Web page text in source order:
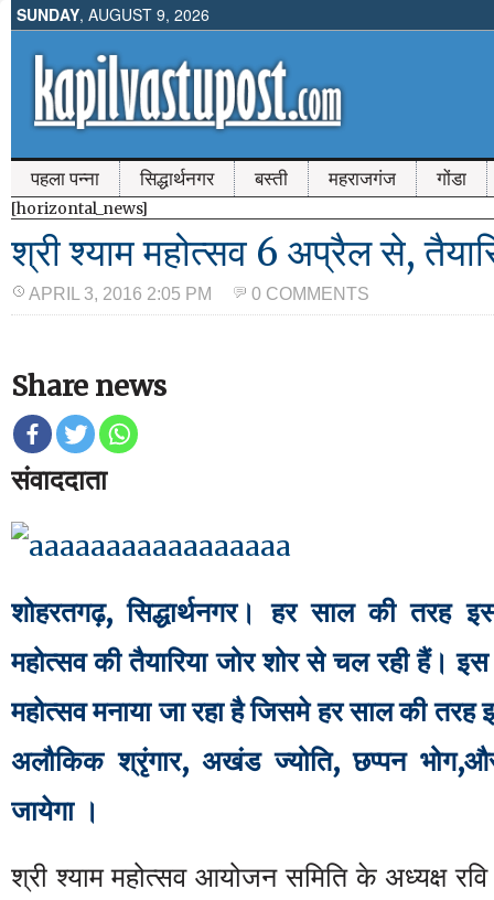
SUNDAY, AUGUST 9, 2026
पहला पन्ना सिद्धार्थनगर बस्ती महराजगंज गोंडा
[horizontal_news]
श्री श्याम महोत्सव 6 अप्रैल से,
APRIL 3, 2016 2:05 PM 0 COMMENTS
Share news
संवाददाता
शोहरतगढ़, सिद्धार्थनगर। हर साल की तरह
महोत्सव की तैयारिया जोर शोर से चल रही हैं। इस
महोत्सव मनाया जा रहा है जिसमे हर साल की तरह
अलौकिक श्रृंगार, अखंड ज्योति, छप्पन
जायेगा ।
श्री श्याम महोत्सव आयोजन समिति के अध्यक्ष